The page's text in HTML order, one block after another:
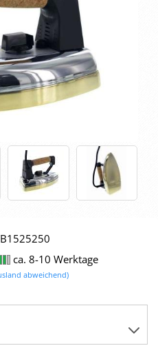
ca. 8-10 Werktage
abweichend)